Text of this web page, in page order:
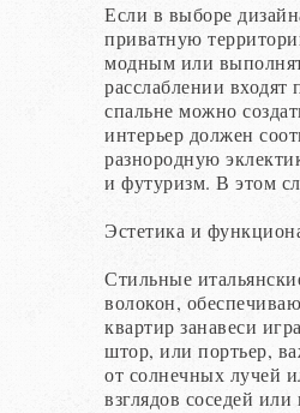
Если в выборе
приватную
модным или
расслаблении
спальне можно
интерьер должен
разнородную
и футуризм. В этом
Эстетика и
Стильные
волокон,
квартир занавеси
штор, или портьер,
от солнечных лучей
взглядов соседей